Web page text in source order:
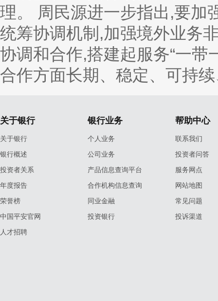
理。 周民源进一步指出,要加
统筹协调机制,加强境外业务
协调和合作,搭建起服务“一带
合作方面长期、稳定、可持
关于银行
关于银行
银行概述
投资者关系
年度报告
荣誉榜
中国平安官网
人才招聘
银行业务
个人业务
公司业务
产品信息查询平台
合作机构信息查询
同业金融
投资银行
帮助中心
联系我们
投资者问答
服务网点
网站地图
常见问题
投诉渠道